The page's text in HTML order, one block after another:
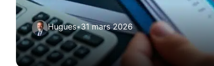
Hugues•31 mars 2026